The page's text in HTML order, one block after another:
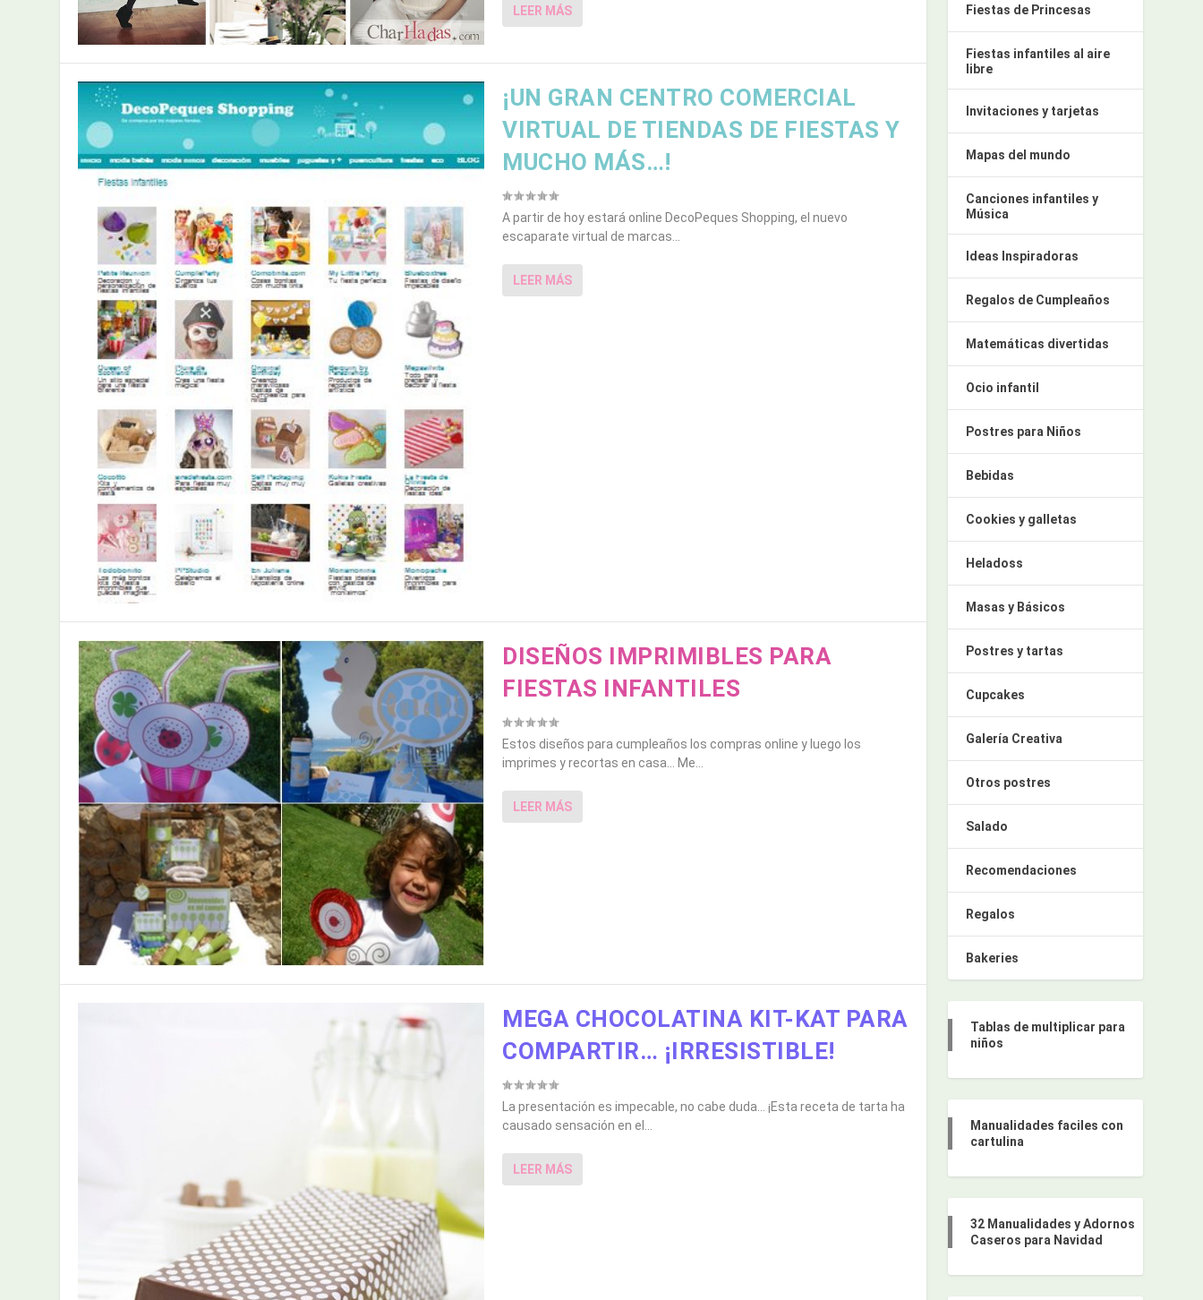
LEER MÁS
¡UN GRAN CENTRO COMERCIAL
VIRTUAL DE TIENDAS DE FIESTAS Y
MUCHO MÁS…!
A partir de hoy estará online DecoPeques Shopping, el nuevo
escaparate virtual de marcas...
LEER MÁS
DISEÑOS IMPRIMIBLES PARA
FIESTAS INFANTILES
Estos diseños para cumpleaños los compras online y luego los
imprimes y recortas en casa… Me...
LEER MÁS
MEGA CHOCOLATINA KIT-KAT PARA
COMPARTIR… ¡IRRESISTIBLE!
La presentación es impecable, no cabe duda… ¡Esta receta de tarta ha
causado sensación en el...
LEER MÁS
Fiestas de Princesas
Fiestas infantiles al aire
libre
Invitaciones y tarjetas
Mapas del mundo
Canciones infantiles y
Música
Ideas Inspiradoras
Regalos de Cumpleaños
Matemáticas divertidas
Ocio infantil
Postres para Niños
Bebidas
Cookies y galletas
Heladoss
Masas y Básicos
Postres y tartas
Cupcakes
Galería Creativa
Otros postres
Salado
Recomendaciones
Regalos
Bakeries
Tablas de multiplicar para
niños
Manualidades faciles con
cartulina
32 Manualidades y Adornos
Caseros para Navidad